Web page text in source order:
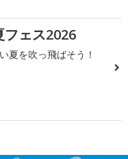
フェス2026
夏を吹っ飛ばそう！